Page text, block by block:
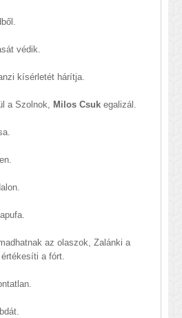
védik.
kísérletét hárítja.
a Szolnok, Milos Csuk egalizál.
az olaszok, Zalánki a
értékesíti a fórt.